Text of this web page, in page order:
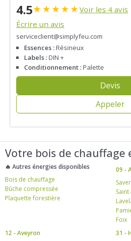
4.5★★★★★Voir les 4 avis
Écrire un avis
serviceclient@simplyfeu.com
Essences :Résineux
Labels :DIN +
Conditionnement :Palette
Devis
Appeler
Votre bois de chauffage
🔥 Autres énergies disponibles
Bois de chauffage
Bûche compressée
Plaquette forestière
09 -
Foix
12 - Aveyron
31 -